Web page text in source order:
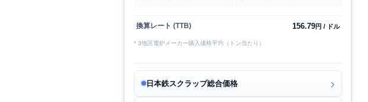
換算レート (TTB) 156.79円 / ドル
* 3地区電炉メーカー購入価格平均（トン当たり）
日本鉄スクラップ総合価格